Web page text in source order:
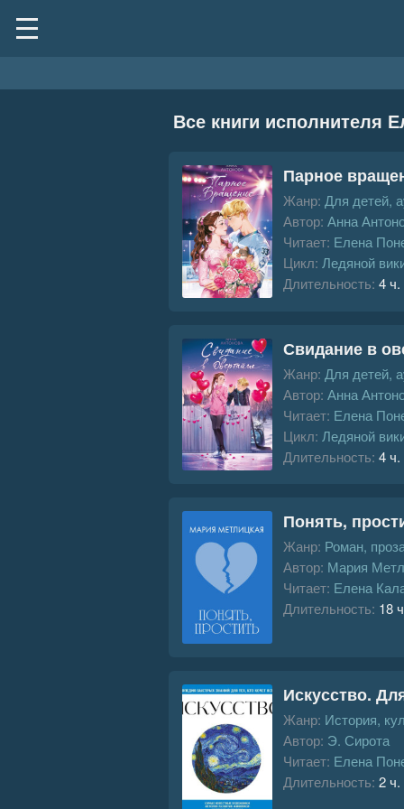
Все книги исполнителя
Парное
Жанр: Для детей,
Автор: Анна
Читает: Елена
Цикл: Ледяной
Длительность: 4
Свидание в
Жанр: Для детей,
Автор: Анна
Читает: Елена
Цикл: Ледяной
Длительность: 4
Понять,
Жанр: Роман,
Автор: Мария
Читает: Елена
Длительность: 18
Искусство.
Жанр: История,
Автор: Э. Сирота
Читает: Елена
Длительность: 2